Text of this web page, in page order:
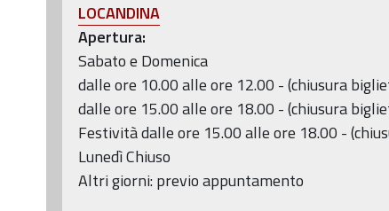
dicembre
2021
presso
Colonne
LOCANDINA
Apertura:
Sabato e Domenica
dalle ore 10.00 alle ore 12.00 - (chiusura
dalle ore 15.00 alle ore 18.00 - (chiusura
Festività dalle ore 15.00 alle ore 18.00 -
Lunedì Chiuso
Altri giorni: previo appuntamento